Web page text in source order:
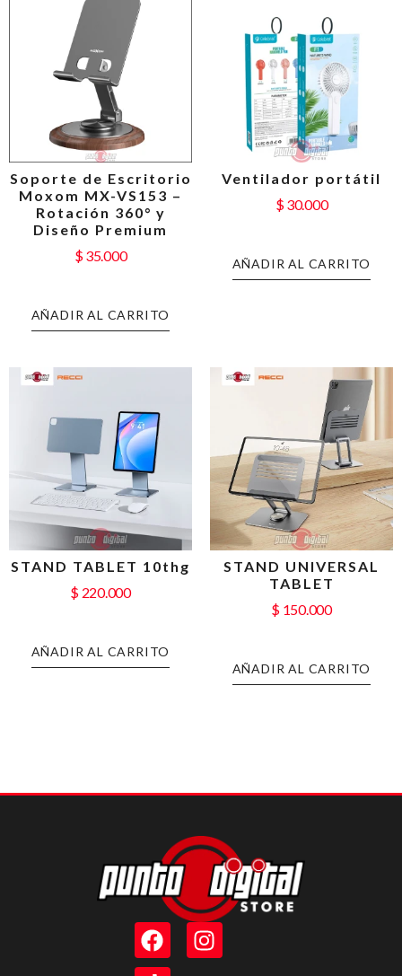
Soporte de Escritorio
Moxom MX-VS153 –
Rotación 360° y
Diseño Premium
$35.000
AÑADIR AL CARRITO
Ventilador portátil
$30.000
AÑADIR AL CARRITO
STAND TABLET 10thg
$ 220.000
AÑADIR AL CARRITO
STAND UNIVERSAL
TABLET
$ 150.000
AÑADIR AL CARRITO